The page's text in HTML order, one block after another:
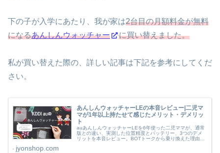
下の子が入学にあたり、我が家は2台目の月額料金が無料
になるあんしんウォッチャー に買い替えました。
私が買い替えた際の、詳しい記事は下記を参考にしてくだ
さい。
あんしんウォッチャーLEの本音レビュー|二児マ
マが1年以上持たせて感じたメリット・デメリッ
ト
auあんしんウォッチャーLEを6年使った二児ママが、通常
版との違い、実測した位置精度とバッテリー、3つのデメ
リットを本音レビュー。BOTトークから乗り換えた理由も
jyonshop.com